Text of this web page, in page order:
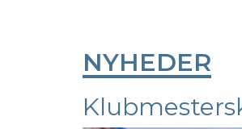
NYHEDER